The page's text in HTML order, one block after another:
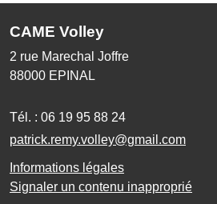
CAME Volley
2 rue Marechal Joffre
88000 EPINAL
Tél. : 06 19 95 88 24
patrick.remy.volley@gmail.com
Informations légales
Signaler un contenu inapproprié